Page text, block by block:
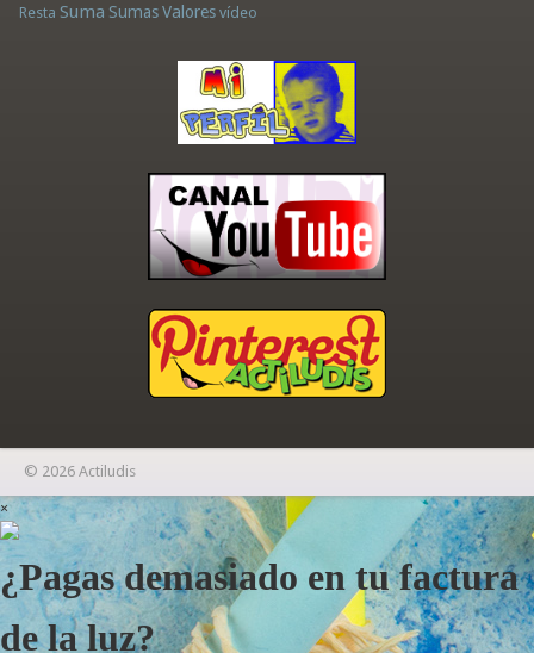
Resta Suma Sumas Valores vídeo
© 2026 Actiludis
×
¿Pagas demasiado en tu factura
de la luz?